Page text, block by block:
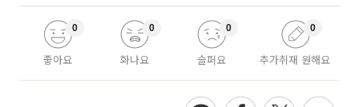
좋아요
0
화나요
0
슬퍼요
0
추가취재 원해요
0